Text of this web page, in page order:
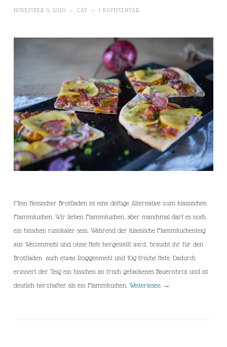
NOVEMBER 9, 2020 ~ CAT ~ 1 KOMMENTAR
Mein Hessischer Brotfladen ist eine deftige Alternative zum klassischen
Flammkuchen. Wir lieben Flammkuchen, aber manchmal darf es noch
ein bisschen rustikaler sein. Während der klassische Flammkuchenteig
aus Weizenmehl und ohne Hefe hergestellt wird, braucht ihr für den
Brotfladen auch etwas Roggenmehl und 10g frische Hefe. Dadurch
erinnert der Teig ein bisschen an frisch gebackenes Bauernbrot und ist
deutlich herzhafter als ein Flammkuchen. Weiterlesen →